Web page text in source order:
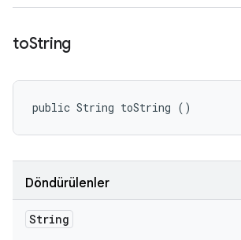
toString
public String toString ()
Döndürülenler
String